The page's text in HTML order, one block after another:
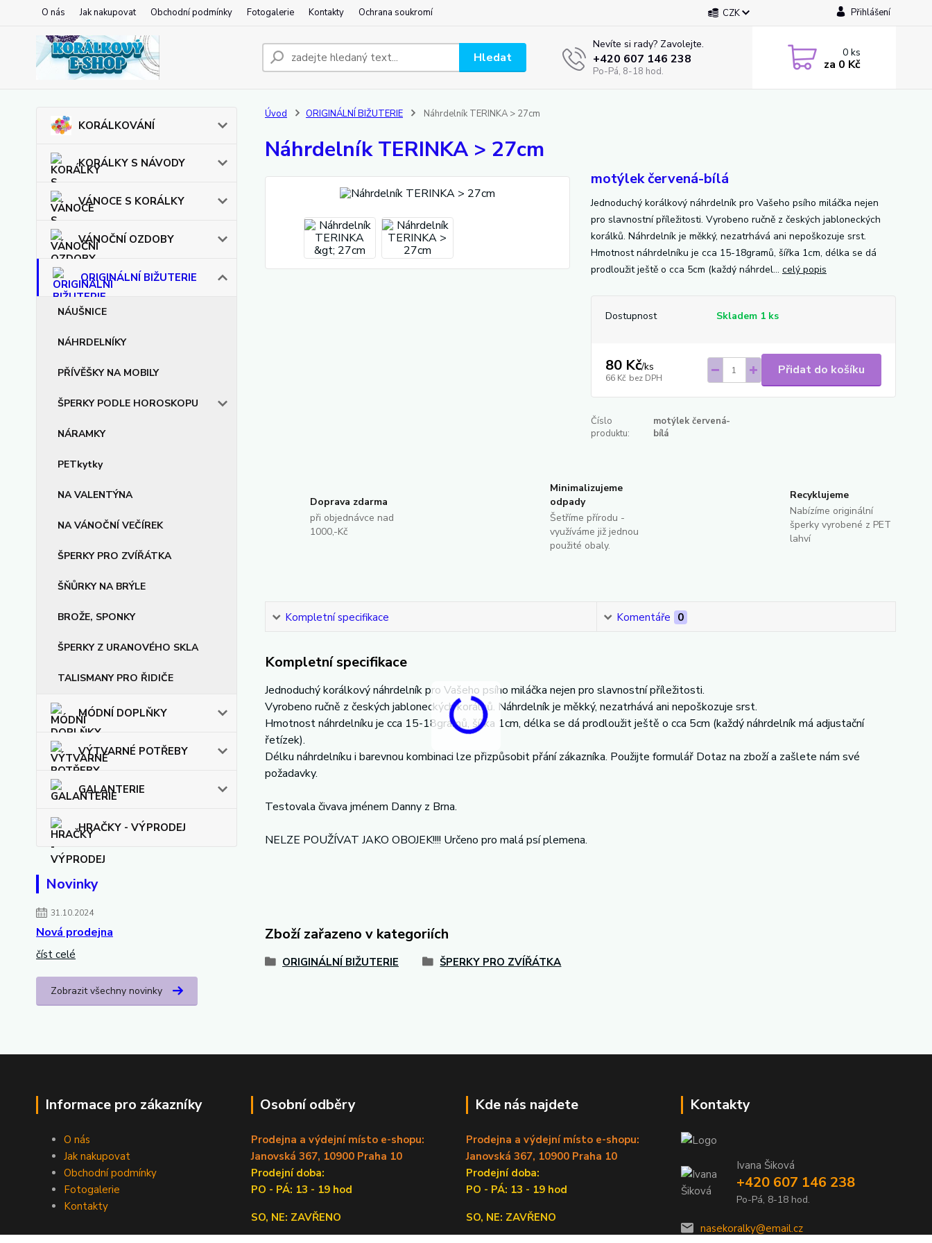
O nás Jak nakupovat Obchodní podmínky Fotogalerie Kontakty Ochrana soukromí CZK Přihlášení
Hledat
Nevíte si rady? Zavolejte.
+420 607 146 238
Po-Pá, 8-18 hod.
0ks
za 0 Kč
KORÁLKOVÁNÍ
KORÁLKY S NÁVODY
VÁNOCE S KORÁLKY
VÁNOČNÍ OZDOBY
ORIGINÁLNÍ BIŽUTERIE
NÁUŠNICE
NÁHRDELNÍKY
PŘÍVĚŠKY NA MOBILY
ŠPERKY PODLE HOROSKOPU
NÁRAMKY
PETkytky
NA VALENTÝNA
NA VÁNOČNÍ VEČÍREK
ŠPERKY PRO ZVÍŘÁTKA
ŠŇŮRKY NA BRÝLE
BROŽE, SPONKY
ŠPERKY Z URANOVÉHO SKLA
TALISMANY PRO ŘIDIČE
MÓDNÍ DOPLŇKY
VÝTVARNÉ POTŘEBY
GALANTERIE
HRAČKY - VÝPRODEJ
Novinky
31.10.2024
Nová prodejna
číst celé
Zobrazit všechny novinky
Úvod ORIGINÁLNÍ BIŽUTERIE Náhrdelník TERINKA > 27cm
Náhrdelník TERINKA > 27cm
motýlek červená-bílá
Jednoduchý korálkový náhrdelník pro Vašeho psího miláčka nejen
pro slavnostní příležitosti. Vyrobeno ručně z českých jabloneckých
korálků. Náhrdelník je měkký, nezatrhává ani nepoškozuje srst.
Hmotnost náhrdelníku je cca 15-18gramů, šířka 1cm, délka se dá
prodloužit ještě o cca 5cm (každý náhrdel... celý popis
Dostupnost Skladem 1 ks
80 Kč/ks
66 Kč bez DPH
Přidat do košíku
Číslo
produktu:
motýlek červená-
bílá
Doprava zdarma
při objednávce nad
1000,-Kč
Minimalizujeme
odpady
Šetříme přírodu -
využíváme již jednou
použité obaly.
Recyklujeme
Nabízíme originální
šperky vyrobené z PET
lahví
Kompletní specifikace Komentáře 0
Kompletní specifikace
Jednoduchý korálkový náhrdelník pro Vašeho psího miláčka nejen pro slavnostní příležitosti.
Vyrobeno ručně z českých jabloneckých korálků. Náhrdelník je měkký, nezatrhává ani nepoškozuje srst.
Hmotnost náhrdelníku je cca 15-18gramů, šířka 1cm, délka se dá prodloužit ještě o cca 5cm (každý náhrdelník má adjustační
řetízek).
Délku náhrdelníku i barevnou kombinaci lze přizpůsobit přání zákazníka. Použijte formulář Dotaz na zboží a zašlete nám své
požadavky.
Testovala čivava jménem Danny z Brna.
NELZE POUŽÍVAT JAKO OBOJEK!!!! Určeno pro malá psí plemena.
Zboží zařazeno v kategoriích
ORIGINÁLNÍ BIŽUTERIE ŠPERKY PRO ZVÍŘÁTKA
Informace pro zákazníky
O nás
Jak nakupovat
Obchodní podmínky
Fotogalerie
Kontakty
Osobní odběry
Prodejna a výdejní místo e-shopu:
Janovská 367, 10900 Praha 10
Prodejní doba:
PO - PÁ: 13 - 19 hod
SO, NE: ZAVŘENO
Kde nás najdete
Prodejna a výdejní místo e-shopu:
Janovská 367, 10900 Praha 10
Prodejní doba:
PO - PÁ: 13 - 19 hod
SO, NE: ZAVŘENO
Kontakty
Ivana Šiková
+420 607 146 238
Po-Pá, 8-18 hod.
nasekoralky@email.cz